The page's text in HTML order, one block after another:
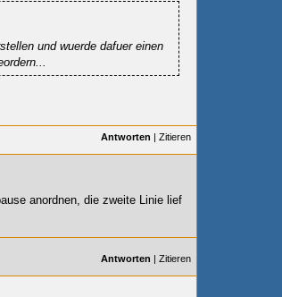
und wuerde dafuer einen
Antworten | Zitieren
anordnen, die zweite Linie lief
Antworten | Zitieren